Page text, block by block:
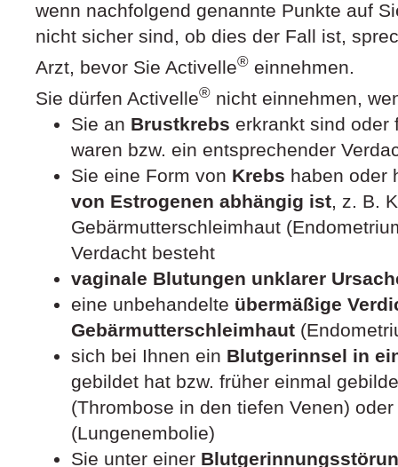
wenn nachfolgend genannte Punkte auf
nicht sicher sind, ob dies der Fall ist,
Arzt, bevor Sie Activelle® einnehmen.
Sie dürfen Activelle® nicht einnehmen,
Sie an Brustkrebs erkrankt sind oder
waren bzw. ein entsprechender
Sie eine Form von Krebs haben oder
von Estrogenen abhängig ist , z. B.
Gebärmutterschleimhaut
Verdacht besteht
vaginale Blutungen unklarer
eine unbehandelte übermäßige
Gebärmutterschleimhaut
sich bei Ihnen ein Blutgerinnsel in
gebildet hat bzw. früher einmal
(Thrombose in den tiefen Venen)
(Lungenembolie)
Sie unter einer